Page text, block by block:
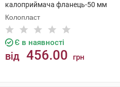
калоприймача фланець-50 мм
15x33 мм 4 шт
Колопласт
Є в наявності
від 456.00 грн